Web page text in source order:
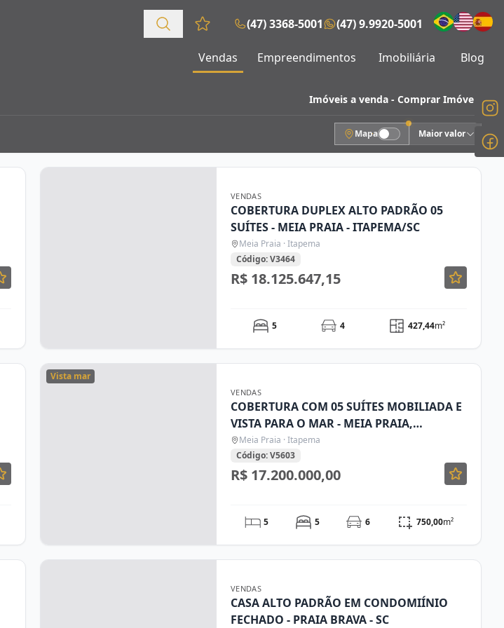
Favoritos (0 itens)
(47) 3368-5001 (47) 9.9920-5001
Vendas Empreendimentos Imobiliária Blog
Imóveis a venda - Comprar Imóveis
Mapa Maior valor
VENDAS
COBERTURA DUPLEX ALTO PADRÃO 05
SUÍTES - MEIA PRAIA - ITAPEMA/SC
Meia Praia · Itapema
Código: V3464
R$ 18.125.647,15
5 4 427,44m²
Vista mar
VENDAS
COBERTURA COM 05 SUÍTES MOBILIADA E
VISTA PARA O MAR - MEIA PRAIA,
ITAPEMA/SC
Meia Praia · Itapema
Código: V5603
R$ 17.200.000,00
5 5 6 750,00m²
VENDAS
CASA ALTO PADRÃO EM CONDOMIÍNIO
FECHADO - PRAIA BRAVA - SC